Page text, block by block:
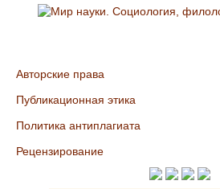
Авторские права
Публикационная этика
Политика антиплагиата
Рецензирование